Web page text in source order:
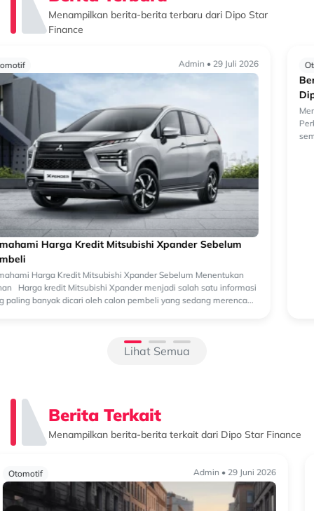
Menampilkan berita-berita terbaru dari Dipo Star
Finance
Admin • 29 Juli 2026
Beralih ke Hybrid? Kenali Alasan New Xforce Layak
Dipertimbangkan
Mengapa Kendaraan Hybrid Semakin Banyak Dipertimbangkan?
Perkembangan teknologi otomotif membuat pilihan kendaraan
semakin beragam. Selain kendaraan bermesin konvensional, kini
Lihat Semua
Berita Terkait
Menampilkan berita-berita terkait dari Dipo Star Finance
Otomotif Admin • 25 Juni 2026
Mengenal Sistem Keselamatan Mitsubishi Destinator dan
Manfaatnya saat Berkendara